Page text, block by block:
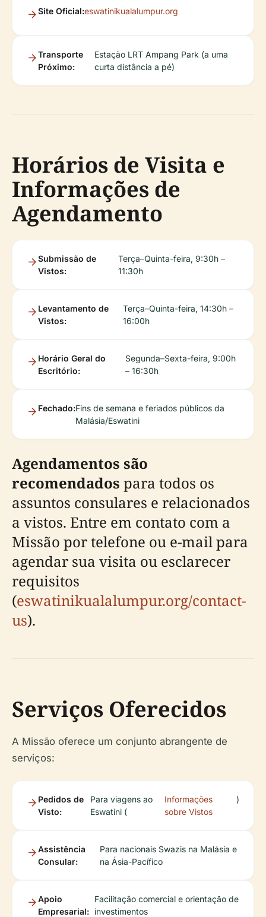
Site Oficial:eswatinikualalumpur.org
Transporte
Próximo:
Estação LRT Ampang Park (a uma
curta distância a pé)
Horários de Visita e
Informações de
Agendamento
Submissão de
Vistos:
Terça–Quinta-feira, 9:30h –
11:30h
Levantamento de
Vistos:
Terça–Quinta-feira, 14:30h –
16:00h
Horário Geral do
Escritório:
Segunda–Sexta-feira, 9:00h
– 16:30h
Fechado:Fins de semana e feriados públicos da
Malásia/Eswatini
Agendamentos são
recomendados para todos os
assuntos consulares e relacionados
a vistos. Entre em contato com a
Missão por telefone ou e-mail para
agendar sua visita ou esclarecer
requisitos
(eswatinikualalumpur.org/contact-
us).
Serviços Oferecidos
A Missão oferece um conjunto abrangente de
serviços:
Pedidos de
Visto:
Para viagens ao
Eswatini (
Informações
sobre Vistos
)
Assistência
Consular:
Para nacionais Swazis na Malásia e
na Ásia-Pacífico
Apoio
Empresarial:
Facilitação comercial e orientação de
investimentos